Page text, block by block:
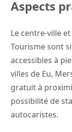
Aspects
Le centre-ville
Tourisme sont
accessibles à
villes de Eu,
gratuit à
possibilité de
autocaristes.